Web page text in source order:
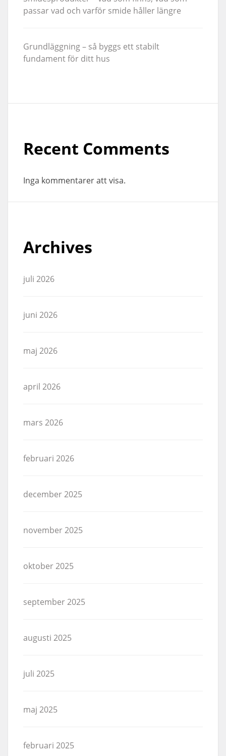
passar vad och varför smide håller längre
Grundläggning – så byggs ett stabilt
fundament för ditt hus
Recent Comments
Inga kommentarer att visa.
Archives
juli 2026
juni 2026
maj 2026
april 2026
mars 2026
februari 2026
december 2025
november 2025
oktober 2025
september 2025
augusti 2025
juli 2025
maj 2025
februari 2025